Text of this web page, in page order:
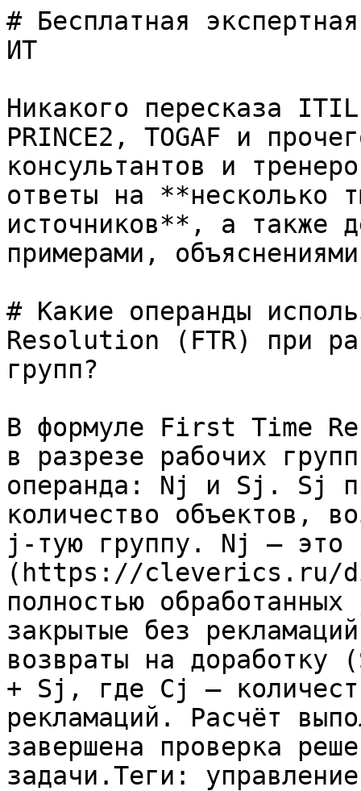
# Бесплатная
ИТ
Никакого пересказа
PRINCE2, TOGAF и
консультантов и
ответы на **несколько
источников**, а также
примерами,
# Какие операнды
Resolution (FTR) при
групп?
В формуле First Time
в разрезе рабочих
операнда: Nj и Sj. Sj
количество объектов,
j-тую группу. Nj — это
(https://cleverics.ru/
полностью
закрытые без
возвраты на
+ Sj, где Cj —
рекламаций. Расчёт
завершена проверка
задачи.Теги: